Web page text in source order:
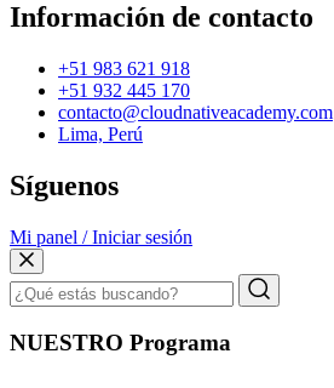
Información de contacto
+51 983 621 918
+51 932 445 170
contacto@cloudnativeacademy.com
Lima, Perú
Síguenos
Mi panel / Iniciar sesión
NUESTRO Programa